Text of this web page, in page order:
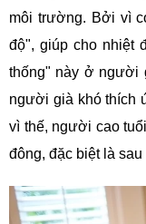
môi trường. Bởi vì
độ", giúp cho nhiệt
thống" này ở người
người già khó thích
vì thế, người cao
đông, đặc biệt là sau